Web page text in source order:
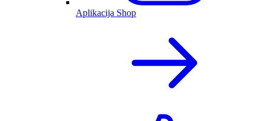
Aplikacija Shop